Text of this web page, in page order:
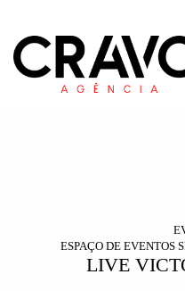
ESPAÇO DE EVENTOS
LIVE